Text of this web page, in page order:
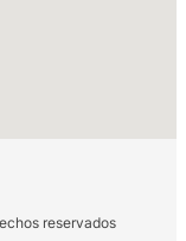
reservados